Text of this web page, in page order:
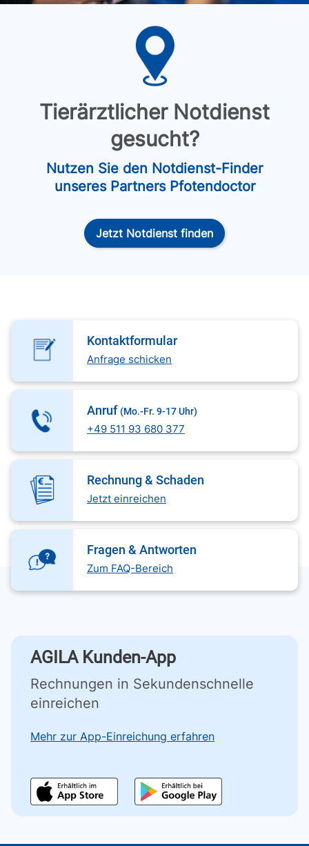
Tierärztlicher Notdienst
gesucht?
Nutzen Sie den Notdienst-Finder
unseres Partners Pfotendoctor
Jetzt Notdienst finden
Kontaktformular
Anfrage schicken
Anruf (Mo.-Fr. 9-17 Uhr)
+49 511 93 680 377
Rechnung & Schaden
Jetzt einreichen
Fragen & Antworten
Zum FAQ-Bereich
AGILA Kunden-App
Rechnungen in Sekundenschnelle
einreichen
Mehr zur App-Einreichung erfahren